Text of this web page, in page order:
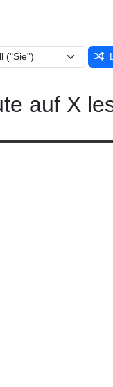
auf X